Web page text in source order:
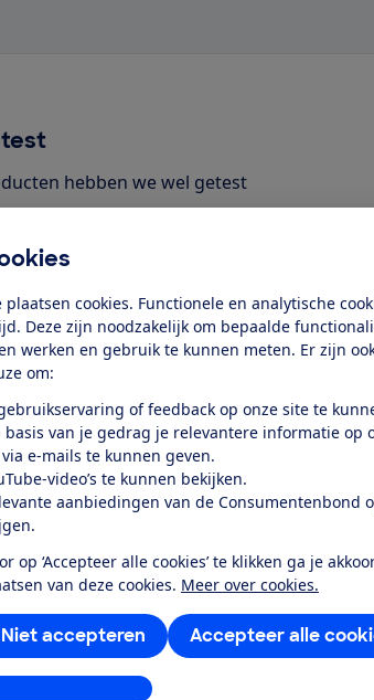
plaatsen cookies. Functionele en analytische
Deze zijn noodzakelijk om bepaalde
werken en gebruik te kunnen meten. Er zijn
om:
of feedback op onze site te
basis van je gedrag je relevantere informatie op
e-mails te kunnen geven.
video’s te kunnen bekijken.
aanbiedingen van de Consumentenbond
op ‘Accepteer alle cookies’ te klikken ga je
van deze cookies. Meer over cookies.
Accepteer alle
Niet accepteren
aanpassen
hebben we wel getest
test
Prijs
€ 602,-
Type koelkast
Koelvriescombi